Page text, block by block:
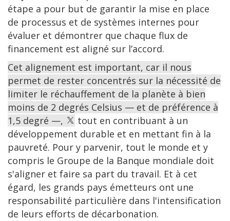
étape a pour but de garantir la mise en place
de processus et de systèmes internes pour
évaluer et démontrer que chaque flux de
financement est aligné sur l’accord.
Cet alignement est important, car il nous
permet de rester concentrés sur la nécessité de
limiter le réchauffement de la planète à bien
moins de 2 degrés Celsius — et de préférence à
1,5 degré —,
tout en contribuant à un
développement durable et en mettant fin à la
pauvreté. Pour y parvenir, tout le monde et y
compris le Groupe de la Banque mondiale doit
s'aligner et faire sa part du travail. Et à cet
égard, les grands pays émetteurs ont une
responsabilité particulière dans l'intensification
de leurs efforts de décarbonation.